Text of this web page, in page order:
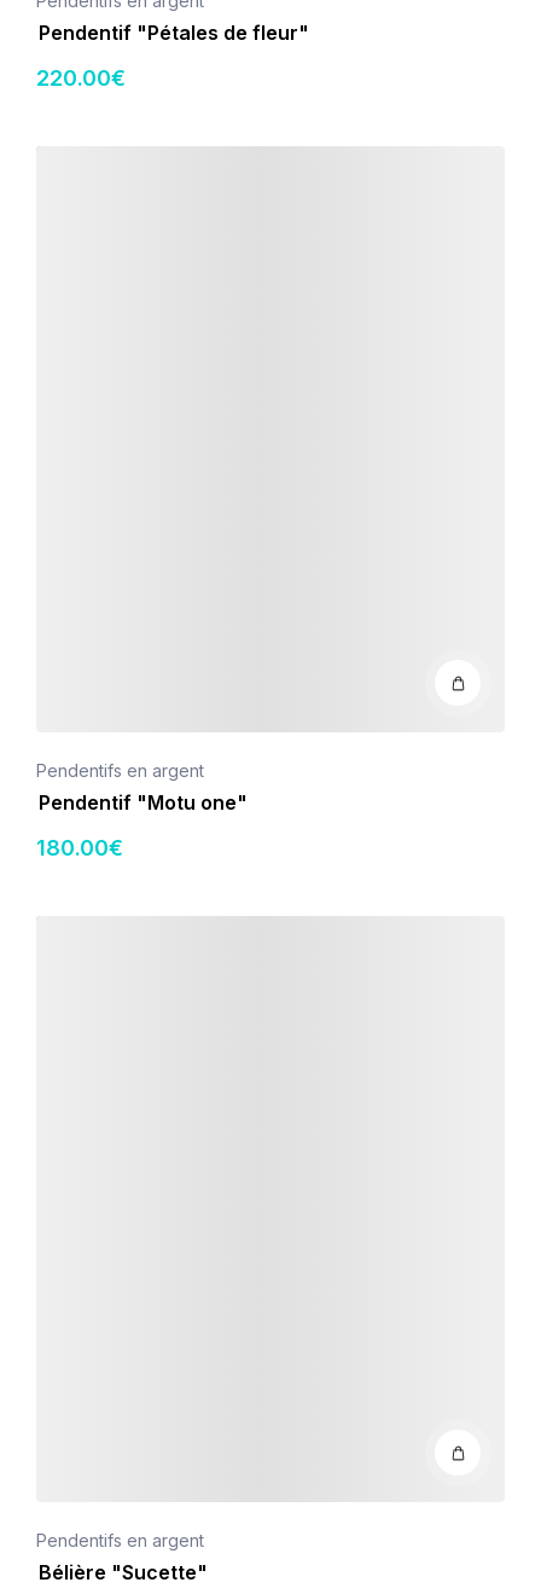
Pendentif "Pétales de fleur"
220.00€
Pendentifs en argent
Pendentif "Motu one"
180.00€
Pendentifs en argent
Bélière "Sucette"